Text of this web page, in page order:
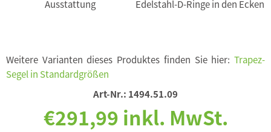
Ausstattung
Edelstahl-D-Ringe in den Ecken
Weitere Varianten dieses Produktes finden Sie hier: Trapez-
Segel in Standardgrößen
Art-Nr.: 1494.51.09
€291,99 inkl. MwSt.